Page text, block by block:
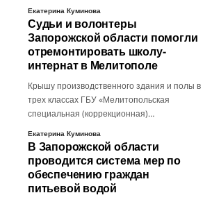
Екатерина Куминова
Судьи и волонтеры
Запорожской области помогли
отремонтировать школу-
интернат в Мелитополе
Крышу производственного здания и полы в
трех классах ГБУ «Мелитопольская
специальная (коррекционная)…
Екатерина Куминова
В Запорожской области
проводится система мер по
обеспечению граждан
питьевой водой